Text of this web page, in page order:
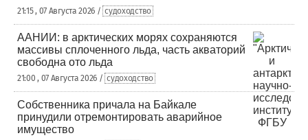
21:15 , 07 Августа 2026 / судоходство
ААНИИ: в арктических морях сохраняются
массивы сплоченного льда, часть акваторий
свободна ото льда
21:00 , 07 Августа 2026 / судоходство
Собственника причала на Байкале
принудили отремонтировать аварийное
имущество